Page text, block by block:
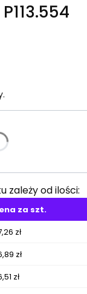
się ceną
zależy od ilości:
za szt.
zł
zł
zł